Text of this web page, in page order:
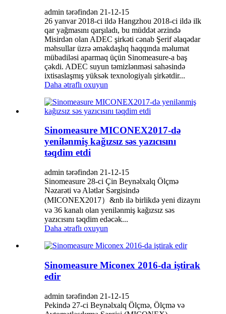
admin tərəfindən 21-12-15
26 yanvar 2018-ci ildə Hangzhou 2018-ci ildə ilk
qar yağmasını qarşıladı, bu müddət ərzində
Misirdən olan ADEC şirkəti cənab Şerif əlaqədar
məhsullar üzrə əməkdaşlıq haqqında məlumat
mübadiləsi aparmaq üçün Sinomeasure-a baş
çəkdi. ADEC suyun təmizlənməsi sahəsində
ixtisaslaşmış yüksək texnologiyalı şirkətdir...
Daha ətraflı oxuyun
Sinomeasure MICONEX2017-də
yenilənmiş kağızsız səs yazıcısını
təqdim etdi
admin tərəfindən 21-12-15
Sinomeasure 28-ci Çin Beynəlxalq Ölçmə
Nəzarəti və Alətlər Sərgisində
(MICONEX2017）&nb ilə birlikdə yeni dizaynı
və 36 kanalı olan yenilənmiş kağızsız səs
yazıcısını təqdim edəcək...
Daha ətraflı oxuyun
Sinomeasure Miconex 2016-da iştirak
edir
admin tərəfindən 21-12-15
Pekində 27-ci Beynəlxalq Ölçmə, Ölçmə və